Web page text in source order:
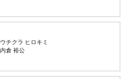
ウチクラ ヒロキミ
内倉 裕公